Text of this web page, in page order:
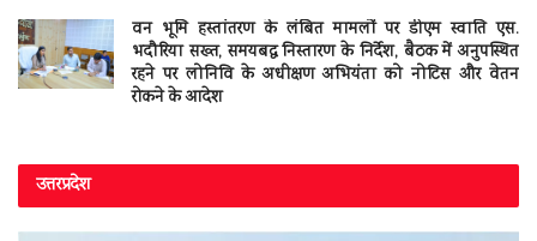
वन भूमि हस्तांतरण के लंबित मामलों पर डीएम स्वाति एस.
भदौरिया सख्त, समयबद्ध निस्तारण के निर्देश, बैठक में अनुपस्थित
रहने पर लोनिवि के अधीक्षण अभियंता को नोटिस और वेतन
रोकने के आदेश
उत्तरप्रदेश